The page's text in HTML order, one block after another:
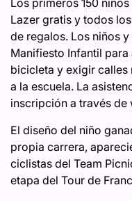
Lazer gratis y todos
de regalos. Los niños
Manifiesto Infantil
bicicleta y exigir calles
a la escuela. La
inscripción a través
El diseño del niño
propia carrera,
ciclistas del Team
etapa del Tour de